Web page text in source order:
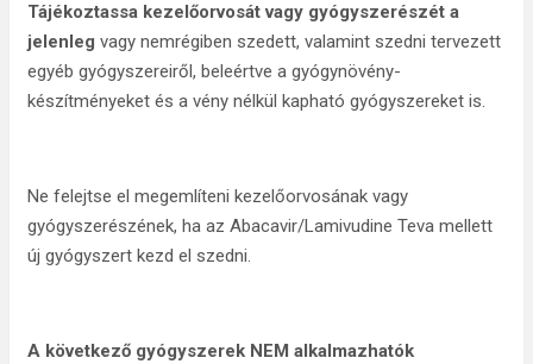
Tájékoztassa kezelőorvosát vagy gyógyszerészét a
jelenleg vagy nemrégiben szedett, valamint szedni tervezett
egyéb gyógyszereiről, beleértve a gyógynövény-
készítményeket és a vény nélkül kapható gyógyszereket is.
Ne felejtse el megemlíteni kezelőorvosának vagy
gyógyszerészének, ha az Abacavir/Lamivudine Teva mellett
új gyógyszert kezd el szedni.
A következő gyógyszerek NEM alkalmazhatók